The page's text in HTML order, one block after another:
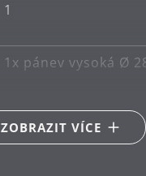
1
1x pánev vysoká Ø
nerezová ocel
18/10
ZOBRAZIT VÍCE